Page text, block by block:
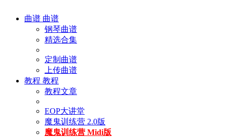
曲谱 曲谱
钢琴曲谱
精选合集
定制曲谱
上传曲谱
教程 教程
教程文章
EOP大讲堂
魔鬼训练营 2.0版
魔鬼训练营 Midi版